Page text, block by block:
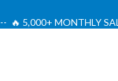
🔥 5,000+ MONTHLY